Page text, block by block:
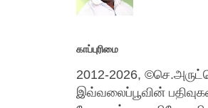
காப்புரிமை
2012-2026,
இவ்வலைப்பூவின்